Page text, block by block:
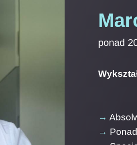
→
→
ponad